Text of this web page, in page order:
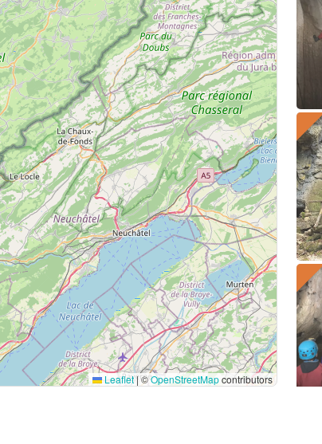
Leaflet|©OpenStreetMapcontributors